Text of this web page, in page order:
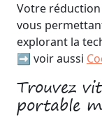
Votre
vous
explorant la
➡️ voir aussi
Trouvez
portable